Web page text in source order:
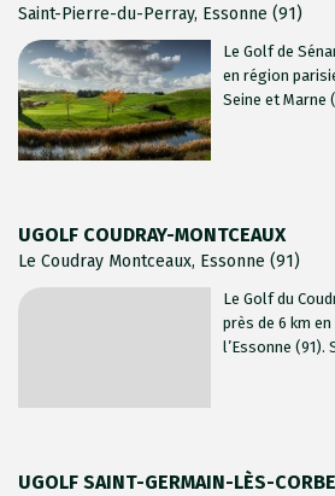
Saint-Pierre-du-Perray, Essonne (91)
Le Golf de
en région
Seine et Marne
UGOLF COUDRAY-MONTCEAUX
Le Coudray Montceaux, Essonne (91)
Le Golf du
près de 6 km
l’Essonne (91).
UGOLF SAINT-GERMAIN-LÈS-